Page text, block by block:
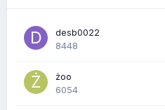
desb0022
8448
żoo
6054